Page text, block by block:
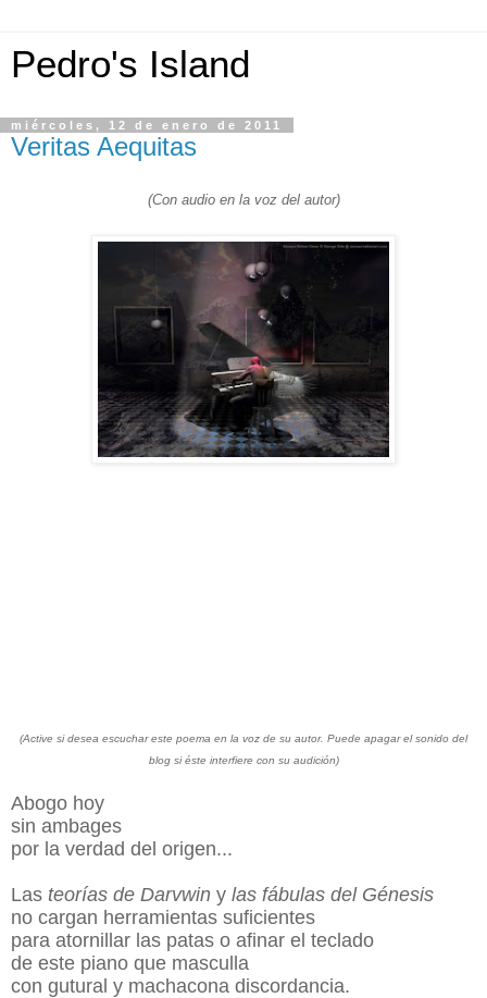
Pedro's Island
miércoles, 12 de enero de 2011
Veritas Aequitas
(Con audio en la voz del autor)
(Active si desea escuchar este poema en la voz de su autor. Puede apagar el sonido del
blog si éste interfiere con su audición)
Abogo hoy
sin ambages
por la verdad del origen...
Las teorías de Darvwin y las fábulas del Génesis
no cargan herramientas suficientes
para atornillar las patas o afinar el teclado
de este piano que masculla
con gutural y machacona discordancia.